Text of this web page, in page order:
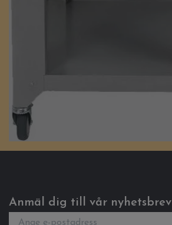
Anmäl dig till vår nyhetsbrev